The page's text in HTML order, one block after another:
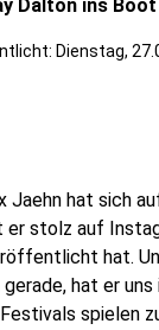
Dalton ins
Dienstag,
Jaehn hat sich
er stolz auf
hat.
gerade, hat er
spielen